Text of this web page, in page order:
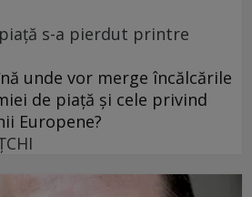
s-a pierdut printre
unde vor merge încălcările
de piață și cele privind
Europene?